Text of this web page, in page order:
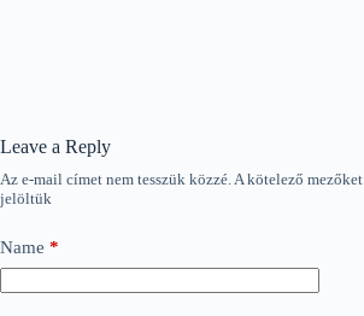
Leave a Reply
Az e-mail címet nem tesszük közzé.A kötelező mezőket
jelöltük
Name *